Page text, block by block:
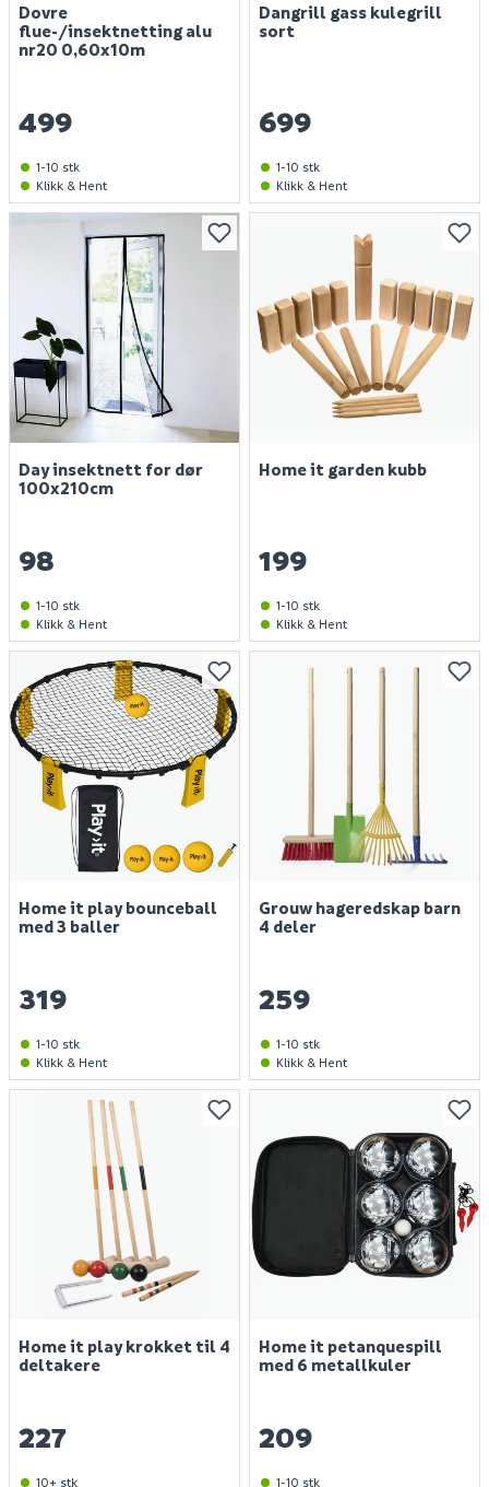
Dovre
flue-/insektnetting alu
nr20 0,60x10m
499
1-10 stk
Klikk & Hent
Dangrill gass kulegrill
sort
699
1-10 stk
Klikk & Hent
Day insektnett for dør
100x210cm
98
1-10 stk
Klikk & Hent
Home it garden kubb
199
1-10 stk
Klikk & Hent
Home it play bounceball
med 3 baller
319
1-10 stk
Klikk & Hent
Grouw hageredskap barn
4 deler
259
1-10 stk
Klikk & Hent
Home it play krokket til 4
deltakere
227
10+ stk
Home it petanquespill
med 6 metallkuler
209
1-10 stk